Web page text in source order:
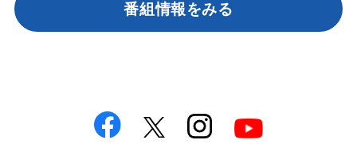
番組情報をみる